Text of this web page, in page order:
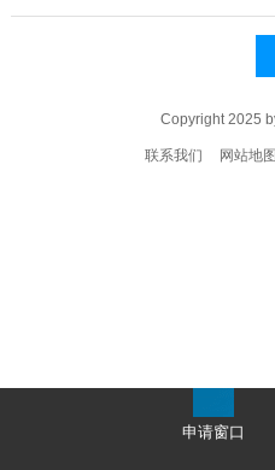
Copyright 2025
联系我们 网站地图
申请窗口